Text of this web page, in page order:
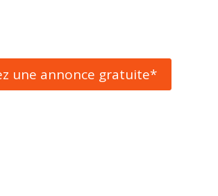
une annonce gratuite*